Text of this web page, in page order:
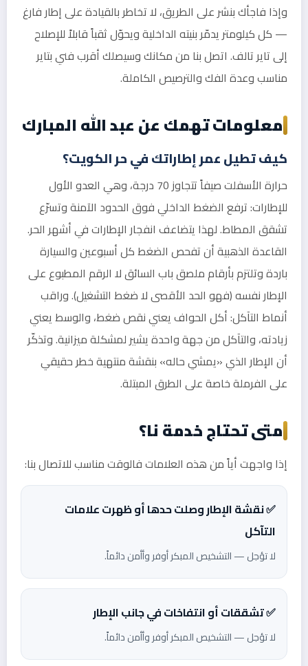
وإذا فاجأك بنشر على الطريق، لا تخاطر بالقيادة على إطار فارغ
— كل كيلومتر يدمّر بنيته الداخلية ويحوّل ثقباً قابلاً للإصلاح
إلى تاير تالف. اتصل بنا من مكانك وسيصلك أقرب فني بتاير
مناسب وعدة الفك والترصيص الكاملة.
معلومات تهمك عن عبد الله المبارك
كيف تطيل عمر إطاراتك في حر الكويت؟
حرارة الأسفلت صيفاً تتجاوز 70 درجة، وهي العدو الأول
للإطارات: ترفع الضغط الداخلي فوق الحدود الآمنة وتسرّع
تشقق المطاط. لهذا يتضاعف انفجار الإطارات في أشهر الحر.
القاعدة الذهبية أن تفحص الضغط كل أسبوعين والسيارة
باردة وتلتزم بأرقام ملصق باب السائق لا الرقم المطبوع على
الإطار نفسه (فهو الحد الأقصى لا ضغط التشغيل). وراقب
أنماط التآكل: أكل الحواف يعني نقص ضغط، والوسط يعني
زيادته، والتآكل من جهة واحدة يشير لمشكلة ميزانية. وتذكّر
أن الإطار الذي «يمشي حاله» بنقشة منتهية خطر حقيقي
على الفرملة خاصة على الطرق المبتلة.
متى تحتاج خدمة نا؟
إذا واجهت أياً من هذه العلامات فالوقت مناسب للاتصال بنا:
✅ نقشة الإطار وصلت حدها أو ظهرت علامات
التآكل
لا تؤجل — التشخيص المبكر أوفر وأأمن دائماً.
✅ تشققات أو انتفاخات في جانب الإطار
لا تؤجل — التشخيص المبكر أوفر وأأمن دائماً.